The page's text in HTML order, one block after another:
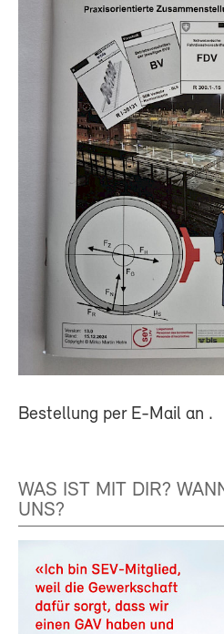
Bestellung per E-Mail an .
WAS IST MIT DIR?
UNS?